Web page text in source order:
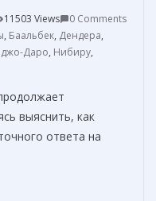
11503 Views
0 Comments
, Баальбек, Дендера,
Даро, Нибиру,
выяснить, как
ответа на